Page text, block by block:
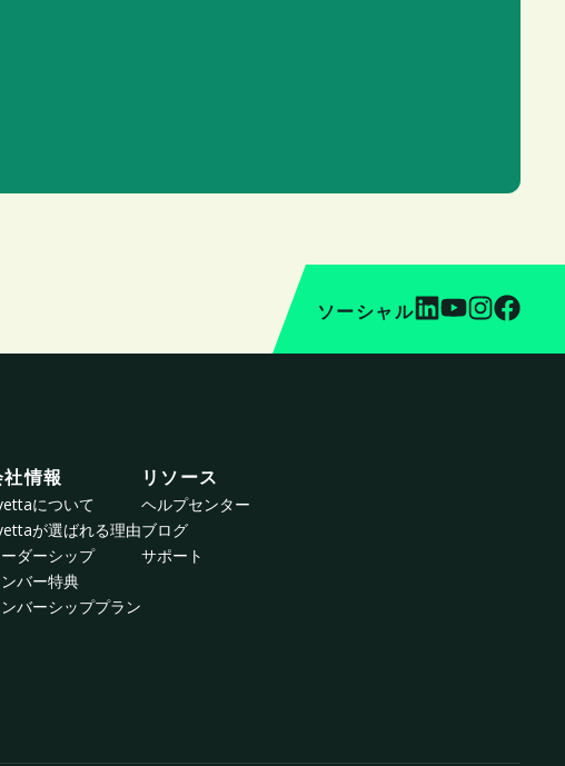
ソーシャル
社情報
について
が選ばれる理由
ーダーシップ
バー特典
バーシッププラン
リソース
ヘルプセンター
ブログ
サポート